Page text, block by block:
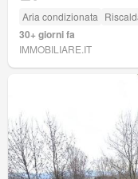
Aria condizionata
30+ giorni fa
IMMOBILIARE.IT